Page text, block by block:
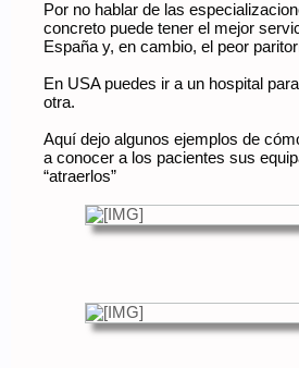
Por no hablar de las
concreto puede tener el mejor
España y, en cambio, el peor
En USA puedes ir a un hospital
otra.
Aquí dejo algunos ejemplos de
a conocer a los pacientes sus
“atraerlos”